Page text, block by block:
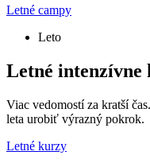
Letné campy
Leto
Letné intenzívne
Viac vedomostí za kratší
leta urobiť výrazný pokrok.
Letné kurzy